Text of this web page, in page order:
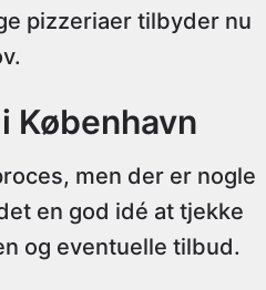
pizzeriaer tilbyder nu
København
men der er nogle
en god idé at tjekke
og eventuelle tilbud.